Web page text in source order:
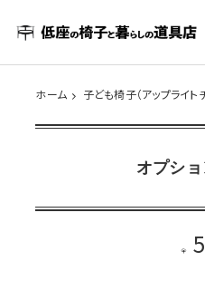
ホーム 子ども椅子（アップライト
オプシ
全 5